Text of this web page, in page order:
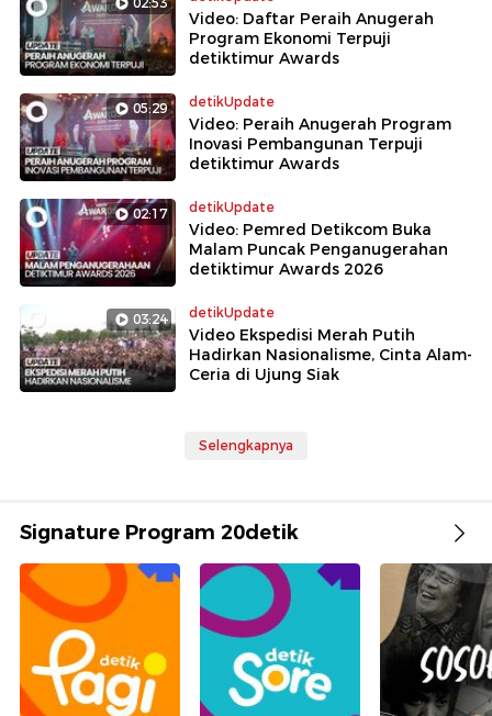
Video: Daftar Peraih Anugerah
Program Ekonomi Terpuji
detiktimur Awards
05:29 detikUpdate
Video: Peraih Anugerah Program
Inovasi Pembangunan Terpuji
detiktimur Awards
02:17 detikUpdate
Video: Pemred Detikcom Buka
Malam Puncak Penganugerahan
detiktimur Awards 2026
03:24 detikUpdate
Video Ekspedisi Merah Putih
Hadirkan Nasionalisme, Cinta Alam-
Ceria di Ujung Siak
Selengkapnya
Signature Program 20detik